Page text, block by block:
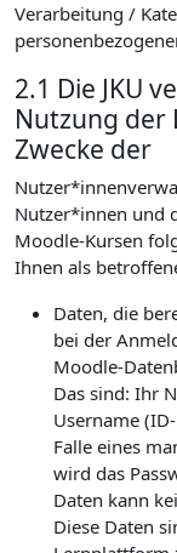
Verarbeitung /
2.1 Die JKU
Nutzung der
Zwecke der
Nutzer*innen und
Moodle-Kursen
Ihnen als
Daten, die
bei der
Moodle-
Das sind: Ihr
Username
Falle eines
wird das
Daten kann
Diese Daten